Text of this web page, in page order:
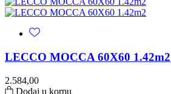
LECCO MOCCA 60X60 1.42m2
2.584,00
Dodaj u korpu